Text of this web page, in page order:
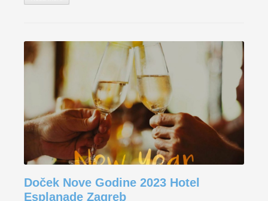
Doček Nove Godine 2023 Hotel
Esplanade Zagreb